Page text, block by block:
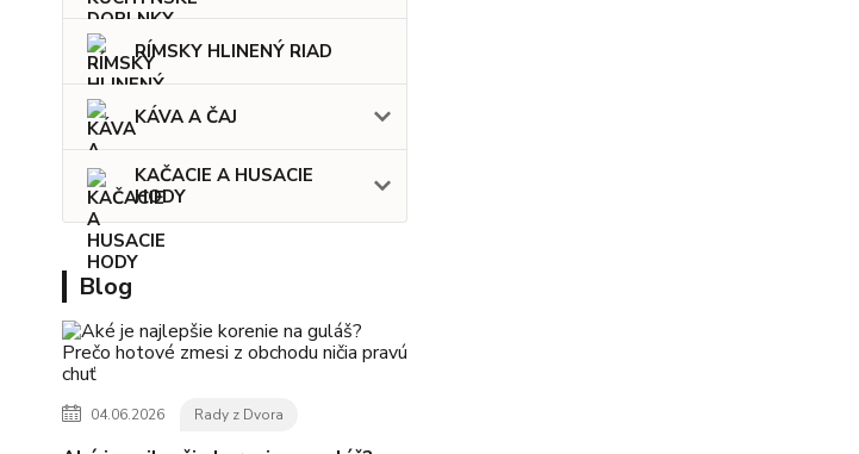
RÍMSKY HLINENÝ RIAD
KÁVA A ČAJ
KAČACIE A HUSACIE
HODY
Blog
04.06.2026 Rady z Dvora